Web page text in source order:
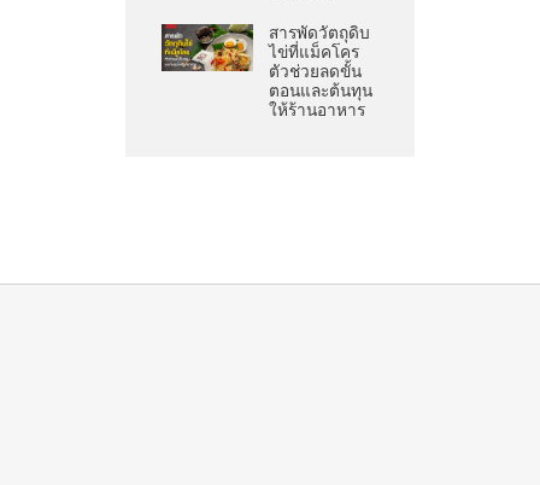
สารพัดวัตถุดิบ
ไข่ที่แม็คโคร
ตัวช่วยลดขั้น
ตอนและต้นทุน
ให้ร้านอาหาร